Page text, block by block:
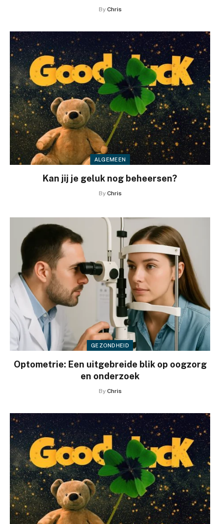
By Chris
ALGEMEEN
Kan jij je geluk nog beheersen?
By Chris
GEZONDHEID
Optometrie: Een uitgebreide blik op oogzorg
en onderzoek
By Chris